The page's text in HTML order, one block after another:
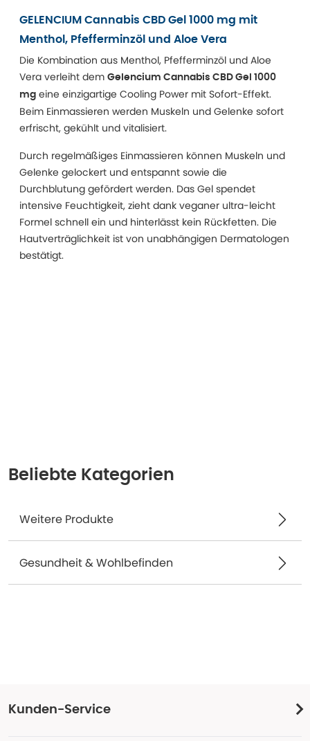
GELENCIUM Cannabis CBD Gel 1000 mg mit
Menthol, Pfefferminzöl und Aloe Vera
Die Kombination aus Menthol, Pfefferminzöl und Aloe
Vera verleiht dem Gelencium Cannabis CBD Gel 1000
mg eine einzigartige Cooling Power mit Sofort-Effekt.
Beim Einmassieren werden Muskeln und Gelenke sofort
erfrischt, gekühlt und vitalisiert.
Durch regelmäßiges Einmassieren können Muskeln und
Gelenke gelockert und entspannt sowie die
Durchblutung gefördert werden. Das Gel spendet
intensive Feuchtigkeit, zieht dank veganer ultra-leicht
Formel schnell ein und hinterlässt kein Rückfetten. Die
Hautverträglichkeit ist von unabhängigen Dermatologen
bestätigt.
Beliebte Kategorien
Weitere Produkte
Gesundheit & Wohlbefinden
Kunden-Service